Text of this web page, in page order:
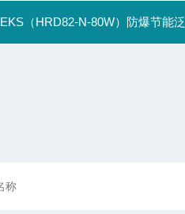
EKS（HRD82-N-80W）防爆节能